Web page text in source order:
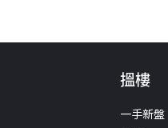
搵樓
一手新盤